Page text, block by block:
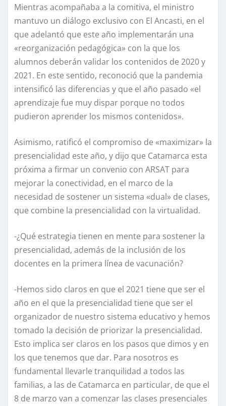
Mientras acompañaba a la comitiva, el ministro
mantuvo un diálogo exclusivo con El Ancasti, en el
que adelantó que este año implementarán una
«reorganización pedagógica» con la que los
alumnos deberán validar los contenidos de 2020 y
2021. En este sentido, reconoció que la pandemia
intensificó las diferencias y que el año pasado «el
aprendizaje fue muy dispar porque no todos
pudieron aprender los mismos contenidos».
Asimismo, ratificó el compromiso de «maximizar» la
presencialidad este año, y dijo que Catamarca esta
próxima a firmar un convenio con ARSAT para
mejorar la conectividad, en el marco de la
necesidad de sostener un sistema «dual» de clases,
que combine la presencialidad con la virtualidad.
-¿Qué estrategia tienen en mente para sostener la
presencialidad, además de la inclusión de los
docentes en la primera línea de vacunación?
-Hemos sido claros en que el 2021 tiene que ser el
año en el que la presencialidad tiene que ser el
organizador de nuestro sistema educativo y hemos
tomado la decisión de priorizar la presencialidad.
Esto implica ser claros en los pasos que dimos y en
los que tenemos que dar. Para nosotros es
fundamental llevarle tranquilidad a todos las
familias, a las de Catamarca en particular, de que el
8 de marzo van a comenzar las clases presenciales